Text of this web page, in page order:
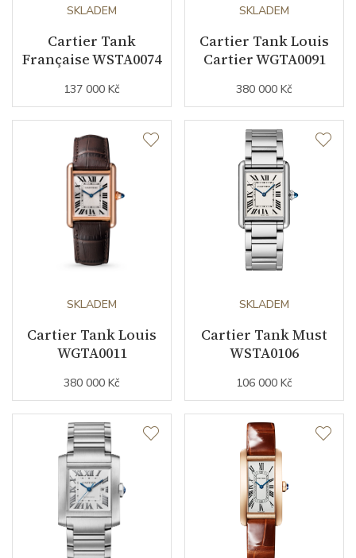
Sekundová ručka
Číselník
Barva číselníku zelená
Řemínek / Spona
Materiál řemínku kůže z aligátora
Barva řemínku
Záruční doba
Modelová řada Tank
SKLADEM
Cartier Tank
Française WSTA0074
137 000 Kč
SKLADEM
Cartier Tank Louis
Cartier WGTA0091
380 000 Kč
SKLADEM
Cartier Tank Louis
WGTA0011
380 000 Kč
SKLADEM
Cartier Tank Must
WSTA0106
106 000 Kč